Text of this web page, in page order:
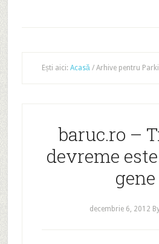
Ești aici: Acasă /Arhive pentru
baruc.ro –
devreme
gene
decembrie 6, 2012